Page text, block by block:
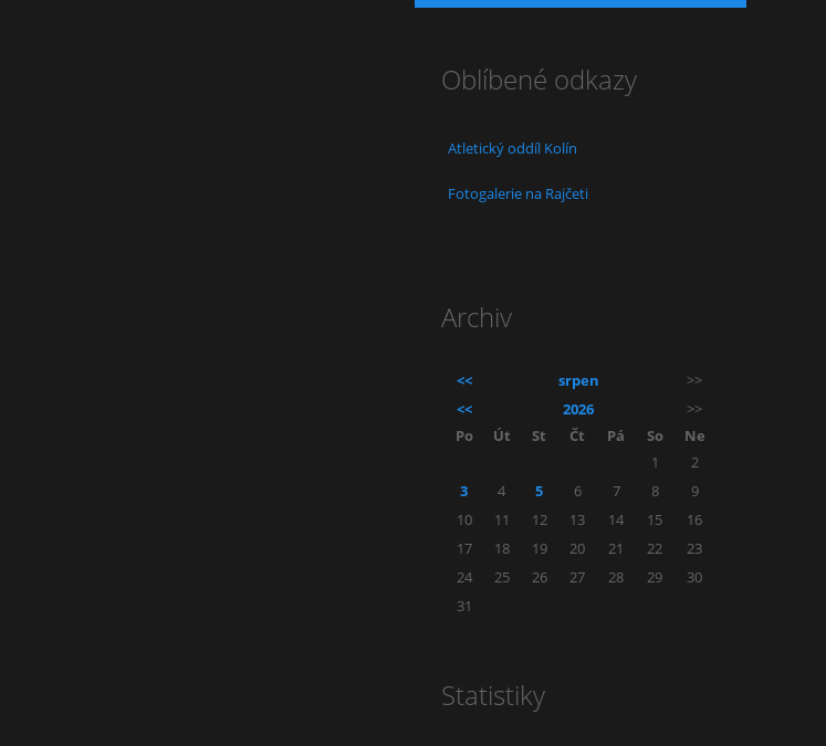
Oblíbené odkazy
Atletický oddíl Kolín
Fotogalerie na Rajčeti
Archiv
<< srpen
>>
<<
2026
>>
Po
Út St Čt Pá So
Ne
1
2
3
4 5 6 7 8
9
10
11 12 13 14 15
16
17
18 19 20 21 22
23
24
25 26 27 28 29
30
31
Statistiky